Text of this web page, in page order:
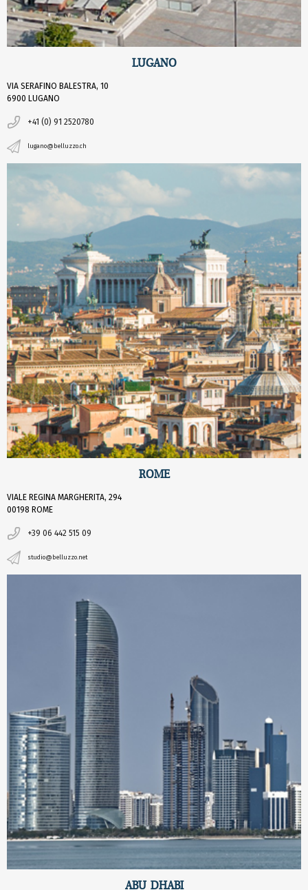
LUGANO
VIA SERAFINO BALESTRA, 10
6900 LUGANO
+41 (0) 91 2520780
lugano@belluzzo.ch
ROME
VIALE REGINA MARGHERITA, 294
00198 ROME
+39 06 442 515 09
studio@belluzzo.net
ABU DHABI